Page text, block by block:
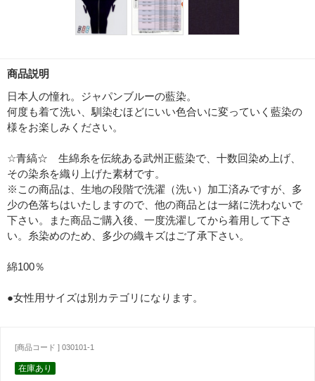
商品説明
日本人の憧れ。ジャパンブルーの藍染。
何度も着て洗い、馴染むほどにいい色合いに変っていく藍染の
様をお楽しみください。
☆青縞☆ 生綿糸を伝統ある武州正藍染で、十数回染め上げ、
その染糸を織り上げた素材です。
※この商品は、生地の段階で洗濯（洗い）加工済みですが、多
少の色落ちはいたしますので、他の商品とは一緒に洗わないで
下さい。また商品ご購入後、一度洗濯してから着用して下さ
い。糸染めのため、多少の織キズはご了承下さい。
綿100％
●女性用サイズは別カテゴリになります。
[商品コード ] 030101-1
在庫あり